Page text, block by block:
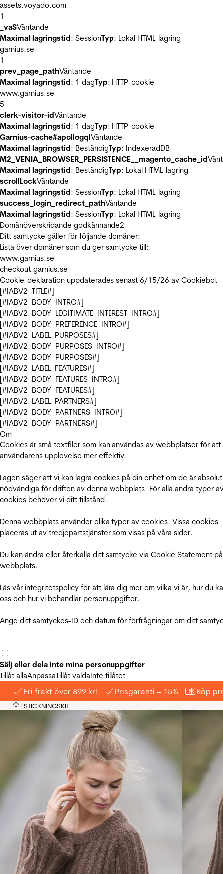
assets.voyado.com
1
_vaSVäntande
Maximal lagringstid: SessionTyp: Lokal HTML-lagring
garnius.se
1
prev_page_pathVäntande
Maximal lagringstid: 1 dagTyp: HTTP-cookie
www.garnius.se
5
clerk-visitor-idVäntande
Maximal lagringstid: 1 dagTyp: HTTP-cookie
Garnius-cache#apollogqlVäntande
Maximal lagringstid: BeständigTyp: IndexeradDB
M2_VENIA_BROWSER_PERSISTENCE__magento_cache_id
Maximal lagringstid: BeständigTyp: Lokal HTML-lagring
scrollLockVäntande
Maximal lagringstid: SessionTyp: Lokal HTML-lagring
success_login_redirect_pathVäntande
Maximal lagringstid: SessionTyp: Lokal HTML-lagring
Domänöverskridande godkännande2
Ditt samtycke gäller för följande domäner:
Lista över domäner som du ger samtycke till:
www.garnius.se
checkout.garnius.se
Cookie-deklaration uppdaterades senast 6/15/26 av Cookiebot
[#IABV2_TITLE#]
[#IABV2_BODY_INTRO#]
[#IABV2_BODY_LEGITIMATE_INTEREST_INTRO#]
[#IABV2_BODY_PREFERENCE_INTRO#]
[#IABV2_LABEL_PURPOSES#]
[#IABV2_BODY_PURPOSES_INTRO#]
[#IABV2_BODY_PURPOSES#]
[#IABV2_LABEL_FEATURES#]
[#IABV2_BODY_FEATURES_INTRO#]
[#IABV2_BODY_FEATURES#]
[#IABV2_LABEL_PARTNERS#]
[#IABV2_BODY_PARTNERS_INTRO#]
[#IABV2_BODY_PARTNERS#]
Om
Cookies är små textfiler som kan användas av webbplatser för att
användarens upplevelse mer effektiv.
Lagen säger att vi kan lagra cookies på din enhet om de är absolut
nödvändiga för driften av denna webbplats. För alla andra typer av
cookies behöver vi ditt tillstånd.
Denna webbplats använder olika typer av cookies. Vissa cookies
placeras ut av tredjepartstjänster som visas på våra sidor.
Du kan ändra eller återkalla ditt samtycke via Cookie Statement
webbplats.
Läs vår integritetspolicy för att lära dig mer om vilka vi är, hur du
oss och hur vi behandlar personuppgifter.
Ange ditt samtyckes-ID och datum för förfrågningar om ditt
Sälj eller dela inte mina personuppgifter
Tillåt allaAnpassaTillåt valdaInte tillåtet
Fri frakt över 899 kr! Prisgaranti + 15% Köp
Hem
>STICKNINGSKIT